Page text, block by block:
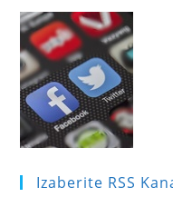
Izaberite RSS